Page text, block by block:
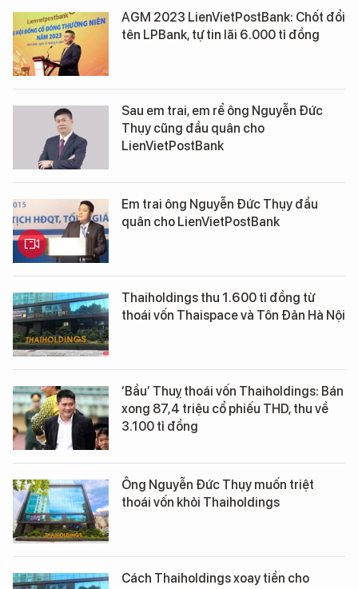
AGM 2023 LienVietPostBank: Chốt đổi
tên LPBank, tự tin lãi 6.000 tỉ đồng
Sau em trai, em rể ông Nguyễn Đức
Thụy cũng đầu quân cho
LienVietPostBank
Em trai ông Nguyễn Đức Thụy đầu
quân cho LienVietPostBank
Thaiholdings thu 1.600 tỉ đồng từ
thoái vốn Thaispace và Tôn Đản Hà Nội
‘Bầu’ Thuỵ thoái vốn Thaiholdings: Bán
xong 87,4 triệu cổ phiếu THD, thu về
3.100 tỉ đồng
Ông Nguyễn Đức Thụy muốn triệt
thoái vốn khỏi Thaiholdings
Cách Thaiholdings xoay tiền cho